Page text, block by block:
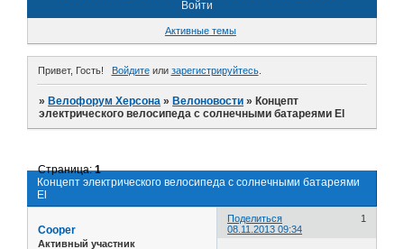
Войти
Активные темы
Привет, Гость! Войдитеили зарегистрируйтесь.
»Велофорум Херсона »Велоновости »Концепт
электрического велосипеда с солнечными батареями El
Концепт электрического велосипеда с солнечными батареями
El
Страница:1
Поделиться
1
08.11.2013 09:34
Cooper
Активный участник